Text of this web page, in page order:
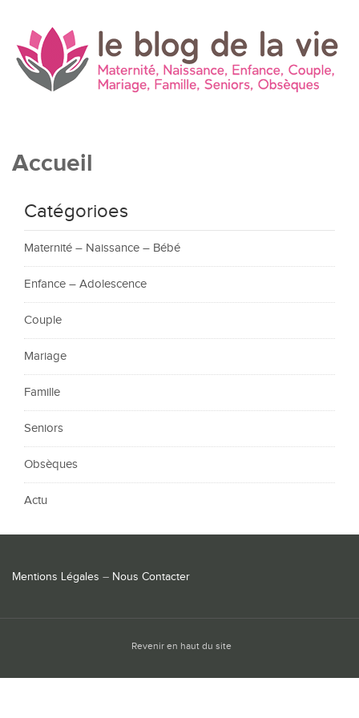
Accueil
Catégorioes
Maternité – Naissance – Bébé
Enfance – Adolescence
Couple
Mariage
Famille
Seniors
Obsèques
Actu
Mentions Légales – Nous Contacter
Revenir en haut du site